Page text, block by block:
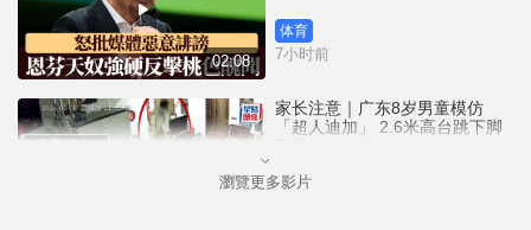
02:08
体育
7小时前
家长注意｜广东8岁男童模仿
「超人迪加」 2.6米高台跳下脚
中国
瀏覽更多影片